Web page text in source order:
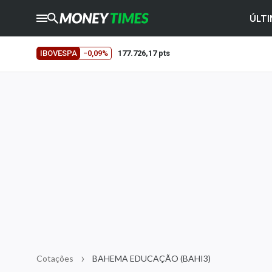
CRYPTOTIMES
AGROTIMES
Comprar ou vender?
IBOVESPA −0,09% 177.726,17 pts
Cotações BAHEMA EDUCAÇÃO (BAHI3)